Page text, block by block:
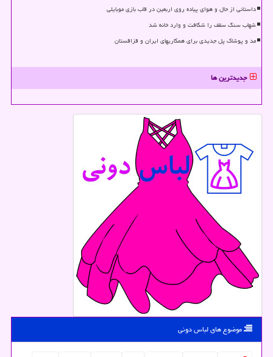
داستانی از حال و هوای پیاده روی اربعین در قاب بازی موبایلی
شهاب سنگ سقف را شکافت و وارد خانه شد
مد و پوشاک پل جدیدی برای همکاریهای ایران و قزاقستان
جدیدترین ها
موضوع های لباس دونی